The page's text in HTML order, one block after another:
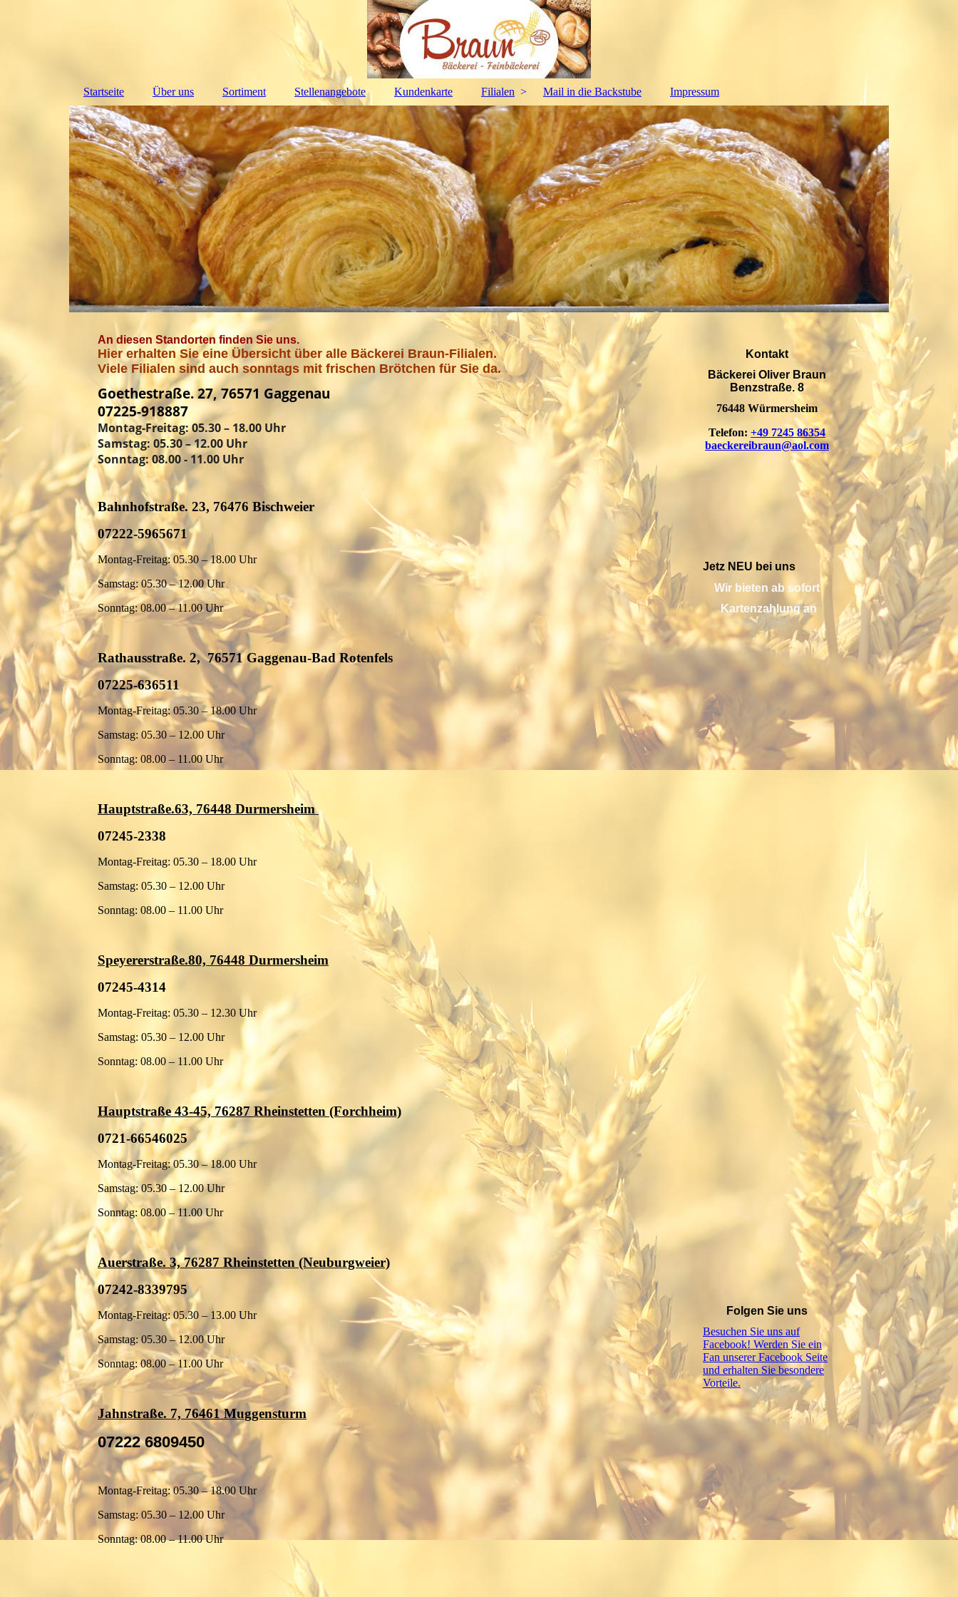
Startseite Über uns Sortiment Stellenangebote Kundenkarte Filialen Mail in die Backstube Impressum
An diesen Standorten finden Sie uns.
Hier erhalten Sie eine Übersicht über alle Bäckerei Braun-Filialen.
Viele Filialen sind auch sonntags mit frischen Brötchen für Sie da.
Goethestraße. 27, 76571 Gaggenau
07225-918887
Montag-Freitag: 05.30 – 18.00 Uhr
Samstag: 05.30 – 12.00 Uhr
Sonntag: 08.00 - 11.00 Uhr
Bahnhofstraße. 23, 76476 Bischweier
07222-5965671
Montag-Freitag: 05.30 – 18.00 Uhr
Samstag: 05.30 – 12.00 Uhr
Sonntag: 08.00 – 11.00 Uhr
Rathausstraße. 2, 76571 Gaggenau-Bad Rotenfels
07225-636511
Montag-Freitag: 05.30 – 18.00 Uhr
Samstag: 05.30 – 12.00 Uhr
Sonntag: 08.00 – 11.00 Uhr
Hauptstraße.63, 76448 Durmersheim
07245-2338
Montag-Freitag: 05.30 – 18.00 Uhr
Samstag: 05.30 – 12.00 Uhr
Sonntag: 08.00 – 11.00 Uhr
Speyererstraße.80, 76448 Durmersheim
07245-4314
Montag-Freitag: 05.30 – 12.30 Uhr
Samstag: 05.30 – 12.00 Uhr
Sonntag: 08.00 – 11.00 Uhr
Hauptstraße 43-45, 76287 Rheinstetten (Forchheim)
0721-66546025
Montag-Freitag: 05.30 – 18.00 Uhr
Samstag: 05.30 – 12.00 Uhr
Sonntag: 08.00 – 11.00 Uhr
Auerstraße. 3, 76287 Rheinstetten (Neuburgweier)
07242-8339795
Montag-Freitag: 05.30 – 13.00 Uhr
Samstag: 05.30 – 12.00 Uhr
Sonntag: 08.00 – 11.00 Uhr
Jahnstraße. 7, 76461 Muggensturm
07222 6809450
Montag-Freitag: 05.30 – 18.00 Uhr
Samstag: 05.30 – 12.00 Uhr
Sonntag: 08.00 – 11.00 Uhr
Kontakt
Bäckerei Oliver Braun
Benzstraße. 8
76448 Würmersheim
Telefon: +49 7245 86354
baeckereibraun@aol.com
Jetz NEU bei uns
Wir bieten ab sofort
Kartenzahlung an
Folgen Sie uns
Besuchen Sie uns auf
Facebook! Werden Sie ein
Fan unserer Facebook Seite
und erhalten Sie besondere
Vorteile.